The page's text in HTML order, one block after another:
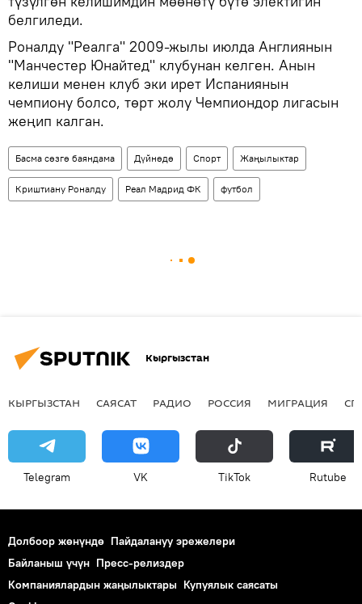
белгиледи.
Роналду "Реалга" 2009-жылы июлда Англиянын
"Манчестер Юнайтед" клубунан келген. Анын
келиши менен клуб эки ирет Испаниянын
чемпиону болсо, төрт жолу Чемпиондор лигасын
жеңип калган.
Басма сөзгө баяндама Дүйнөдө Спорт Жаңылыктар
Криштиану Роналду Реал Мадрид ФК футбол
Кыргызстан
КЫРГЫЗСТАН САЯСАТ РАДИО РОССИЯ МИГРАЦИЯ
Telegram VK ТikТоk Rutube
Долбоор жөнүндө Пайдалануу эрежелери
Байланыш үчүн Пресс-релиздер
Компаниялардын жаңылыктары Купуялык саясаты